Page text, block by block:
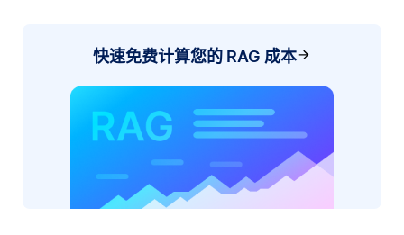
快速免费计算您的 RAG 成本